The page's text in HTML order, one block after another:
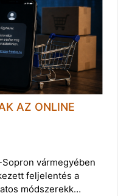
AZ ONLINE
vármegyében
feljelentés a
módszerekk…